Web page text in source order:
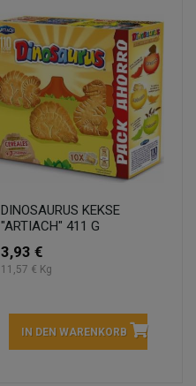
DINOSAURUS KEKSE
"ARTIACH" 411 G
3,93 €
11,57 € Kg
IN DEN WARENKORB